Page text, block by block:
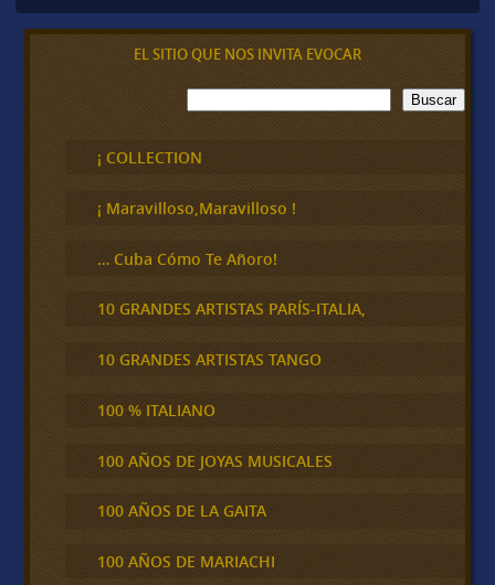
EL SITIO QUE NOS INVITA EVOCAR
B
u
c
a
Buscar
¡ COLLECTION
¡ Maravilloso,Maravilloso !
… Cuba Cómo Te Añoro!
10 GRANDES ARTISTAS PARÍS-ITALIA,
10 GRANDES ARTISTAS TANGO
100 % ITALIANO
100 AÑOS DE JOYAS MUSICALES
100 AÑOS DE LA GAITA
100 AÑOS DE MARIACHI